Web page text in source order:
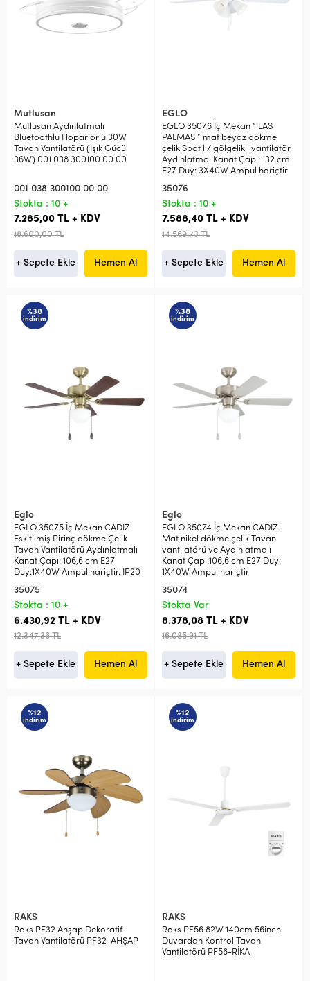
Mutlusan
Mutlusan Aydınlatmalı
Bluetoothlu Hoparlörlü 30W
Tavan Vantilatörü (Işık Gücü
36W) 001 038 300100 00 00
001 038 300100 00 00
Stokta : 10 +
7.285,00 TL + KDV
18.600,00 TL
+ Sepete Ekle Hemen Al
EGLO
EGLO 35076 İç Mekan ” LAS
PALMAS ” mat beyaz dökme
çelik Spot lı/ gölgelikli vantilatör
Aydınlatma. Kanat Çapı: 132 cm
E27 Duy: 3X40W Ampul hariçtir
35076
Stokta : 10 +
7.588,40 TL + KDV
14.569,73 TL
+ Sepete Ekle Hemen Al
%38
indirim
Eglo
EGLO 35075 İç Mekan CADIZ
Eskitilmiş Pirinç dökme Çelik
Tavan Vantilatörü Aydınlatmalı
Kanat Çapı: 106,6 cm E27
Duy:1X40W Ampul hariçtir. IP20
35075
Stokta : 10 +
6.430,92 TL + KDV
12.347,36 TL
+ Sepete Ekle Hemen Al
%38
indirim
Eglo
EGLO 35074 İç Mekan CADIZ
Mat nikel dökme çelik Tavan
vantilatörü ve Aydınlatmalı
Kanat Çapı:106,6 cm E27 Duy:
1X40W Ampul hariçtir
35074
Stokta Var
8.378,08 TL + KDV
16.085,91 TL
+ Sepete Ekle Hemen Al
%12
indirim
RAKS
Raks PF32 Ahşap Dekoratif
Tavan Vantilatörü PF32-AHŞAP
%12
indirim
RAKS
Raks PF56 82W 140cm 56inch
Duvardan Kontrol Tavan
Vantilatörü PF56-RİKA